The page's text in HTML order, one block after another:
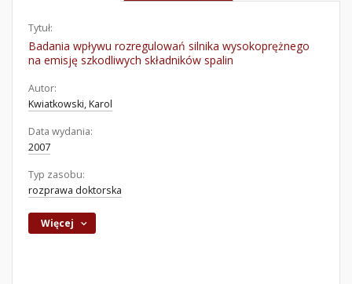
Tytuł:
Badania wpływu rozregulowań silnika wysokoprężnego
na emisję szkodliwych składników spalin
Autor:
Kwiatkowski, Karol
Data wydania:
2007
Typ zasobu:
rozprawa doktorska
Więcej